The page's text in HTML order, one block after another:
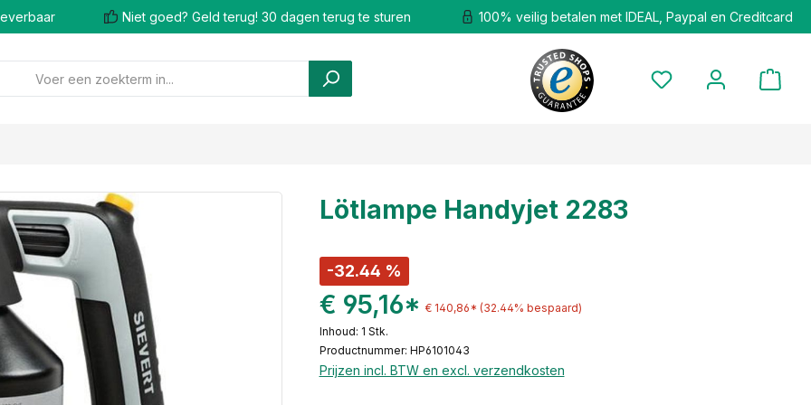
Niet goed? Geld terug! 30 dagen terug te sturen 100% veilig betalen met IDEAL, Paypal en Creditcard
Lötlampe Handyjet 2283
-32.44 %
€ 95,16* € 140,86* (32.44% bespaard)
Inhoud: 1 Stk.
Productnummer: HP6101043
Prijzen incl. BTW en excl. verzendkosten